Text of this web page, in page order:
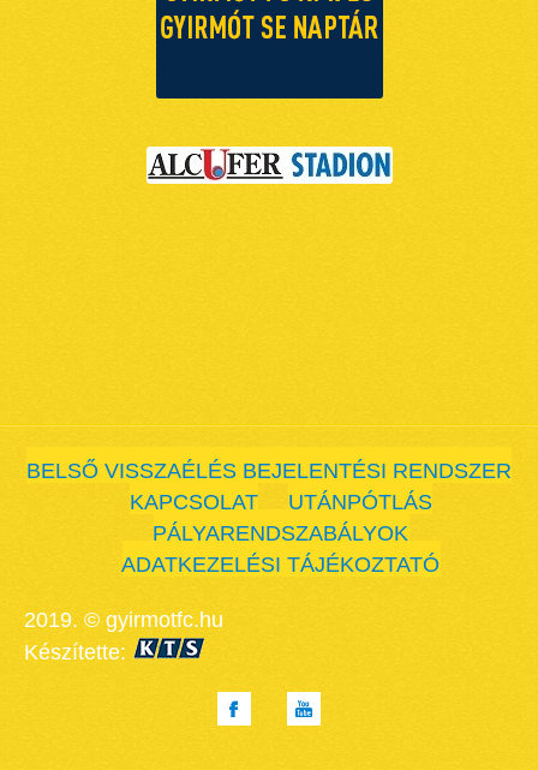
BELSŐ VISSZAÉLÉS BEJELENTÉSI RENDSZER
KAPCSOLAT
UTÁNPÓTLÁS
PÁLYARENDSZABÁLYOK
ADATKEZELÉSI TÁJÉKOZTATÓ
2019. © gyirmotfc.hu
Készítette: